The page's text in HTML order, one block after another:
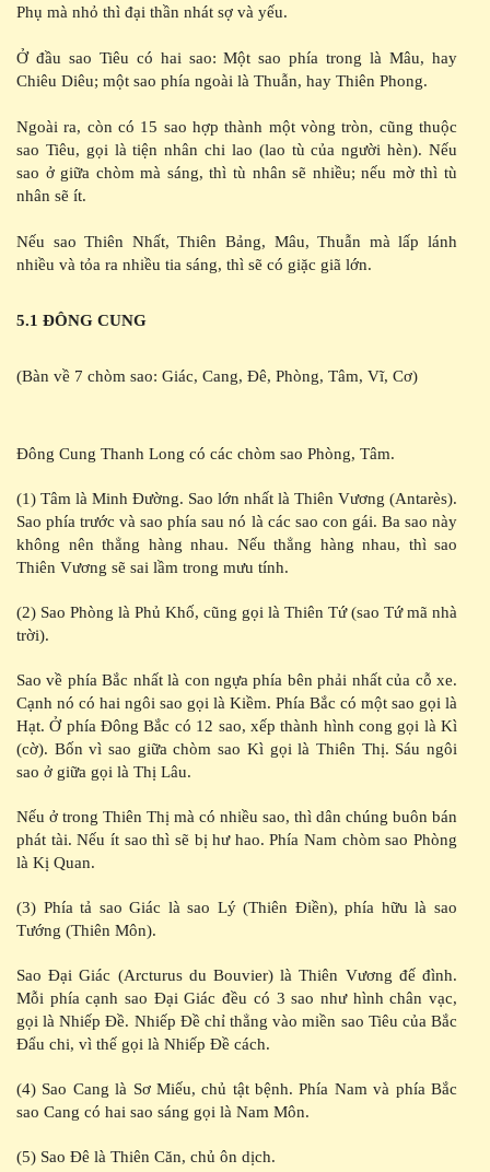
Phụ mà nhỏ thì đại thần nhát sợ và yếu.
Ở đầu sao Tiêu có hai sao: Một sao phía trong là Mâu, hay
Chiêu Diêu; một sao phía ngoài là Thuẫn, hay Thiên Phong.
Ngoài ra, còn có 15 sao hợp thành một vòng tròn, cũng thuộc
sao Tiêu, gọi là tiện nhân chi lao (lao tù của người hèn). Nếu
sao ở giữa chòm mà sáng, thì tù nhân sẽ nhiều; nếu mờ thì tù
nhân sẽ ít.
Nếu sao Thiên Nhất, Thiên Bảng, Mâu, Thuẫn mà lấp lánh
nhiều và tỏa ra nhiều tia sáng, thì sẽ có giặc giã lớn.
5.1 ĐÔNG CUNG
(Bàn về 7 chòm sao: Giác, Cang, Đê, Phòng, Tâm, Vĩ, Cơ)
Đông Cung Thanh Long có các chòm sao Phòng, Tâm.
(1) Tâm là Minh Đường. Sao lớn nhất là Thiên Vương (Antarès).
Sao phía trước và sao phía sau nó là các sao con gái. Ba sao này
không nên thẳng hàng nhau. Nếu thẳng hàng nhau, thì sao
Thiên Vương sẽ sai lầm trong mưu tính.
(2) Sao Phòng là Phủ Khố, cũng gọi là Thiên Tứ (sao Tứ mã nhà
trời).
Sao về phía Bắc nhất là con ngựa phía bên phải nhất của cỗ xe.
Cạnh nó có hai ngôi sao gọi là Kiềm. Phía Bắc có một sao gọi là
Hạt. Ở phía Đông Bắc có 12 sao, xếp thành hình cong gọi là Kì
(cờ). Bốn vì sao giữa chòm sao Kì gọi là Thiên Thị. Sáu ngôi
sao ở giữa gọi là Thị Lâu.
Nếu ở trong Thiên Thị mà có nhiều sao, thì dân chúng buôn bán
phát tài. Nếu ít sao thì sẽ bị hư hao. Phía Nam chòm sao Phòng
là Kị Quan.
(3) Phía tả sao Giác là sao Lý (Thiên Điền), phía hữu là sao
Tướng (Thiên Môn).
Sao Đại Giác (Arcturus du Bouvier) là Thiên Vương đế đình.
Mỗi phía cạnh sao Đại Giác đều có 3 sao như hình chân vạc,
gọi là Nhiếp Đề. Nhiếp Đề chỉ thẳng vào miền sao Tiêu của Bắc
Đẩu chi, vì thế gọi là Nhiếp Đề cách.
(4) Sao Cang là Sơ Miếu, chủ tật bệnh. Phía Nam và phía Bắc
sao Cang có hai sao sáng gọi là Nam Môn.
(5) Sao Đê là Thiên Căn, chủ ôn dịch.